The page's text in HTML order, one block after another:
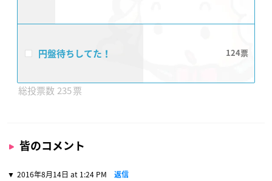
円盤待ちしてた！ 124
235
皆のコメント
2016年8月14日 at 1:24 PM 返信